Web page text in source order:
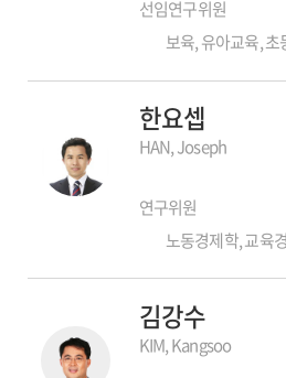
선임연구위원
보육, 유아교육,
한요셉
HAN, Joseph
연구위원
노동경제학, 교육
김강수
KIM, Kangsoo